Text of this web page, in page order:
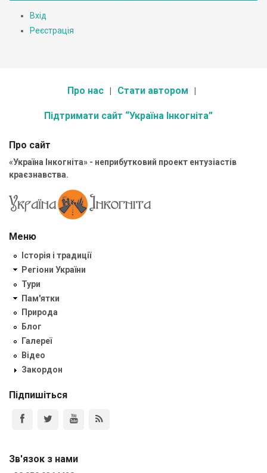
Вхід
Реєстрація
Про нас Стати автором
Підтримати сайт “Україна Інкогніта”
Про сайт
«Україна Інкогніта» - неприбутковий проект ентузіастів
краєзнавства.
Меню
Історія і традиції
Регіони України
Тури
Пам'ятки
Природа
Блог
Галереї
Відео
Закордон
Підпишіться
Зв'язок з нами